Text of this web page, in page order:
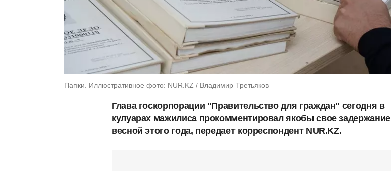
Папки. Иллюстративное фото: NUR.KZ / Владимир Третьяков
Глава госкорпорации "Правительство для граждан" сегодня в
кулуарах мажилиса прокомментировал якобы свое задержание
весной этого года, передает корреспондент NUR.KZ.